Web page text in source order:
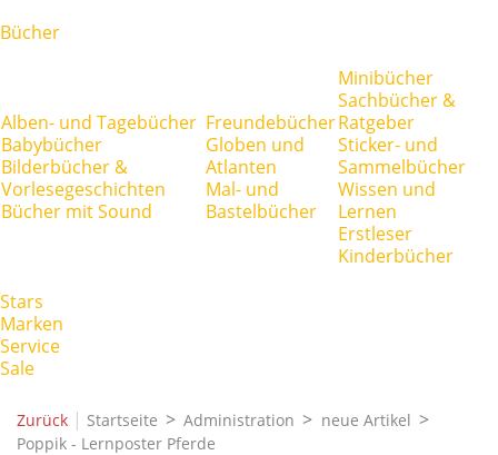
Bücher
Alben- und Tagebücher
Babybücher
Bilderbücher &
Vorlesegeschichten
Bücher mit Sound
Freundebücher
Globen und
Atlanten
Mal- und
Bastelbücher
Minibücher
Sachbücher &
Ratgeber
Sticker- und
Sammelbücher
Wissen und
Lernen
Erstleser
Kinderbücher
Stars
Marken
Service
Sale
Zurück | Startseite Administration
neue Artikel
Poppik - Lernposter Pferde